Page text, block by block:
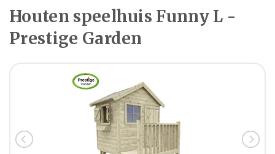
Houten speelhuis Funny L -
Prestige Garden